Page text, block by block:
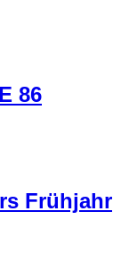
86
Frühjahr